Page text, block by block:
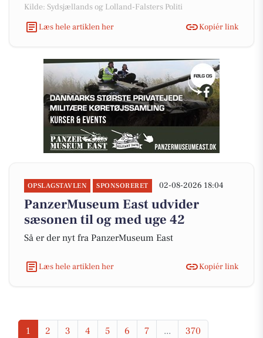
Kilde: Sydsjællands og Lolland-Falsters Politi
Læs hele artiklen her
Kopiér link
OPSLAGSTAVLEN SPONSORERET 02-08-2026 18:04
PanzerMuseum East udvider
sæsonen til og med uge 42
Så er der nyt fra PanzerMuseum East
Læs hele artiklen her Kopiér link
1 2 3 4 5 6 7 ... 370